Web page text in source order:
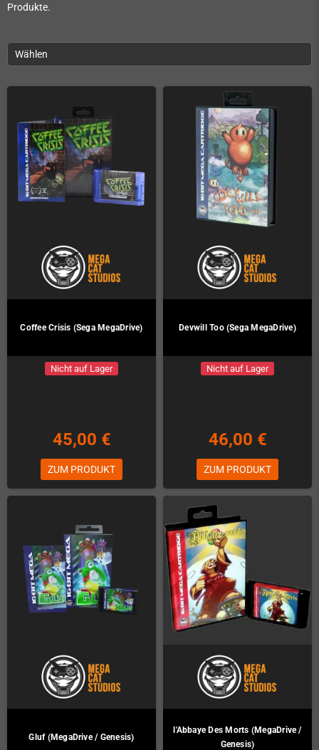
Produkte.
Wählen
Coffee Crisis (Sega MegaDrive)
Nicht auf Lager
45,00 €
ZUM PRODUKT
Devwill Too (Sega MegaDrive)
Nicht auf Lager
46,00 €
ZUM PRODUKT
Gluf (MegaDrive / Genesis)
l'Abbaye Des Morts (MegaDrive /
Genesis)